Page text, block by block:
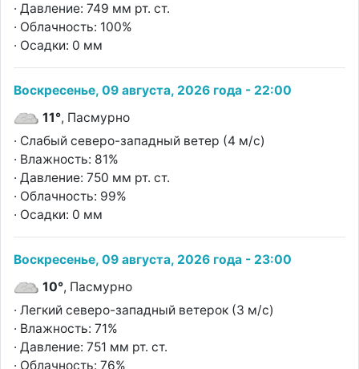
· Давление: 749 мм рт. ст.
· Облачность: 100%
· Осадки: 0 мм
Воскресенье, 09 августа, 2026 года - 22:00
11°, Пасмурно
· Слабый северо-западный ветер (4 м/с)
· Влажность: 81%
· Давление: 750 мм рт. ст.
· Облачность: 99%
· Осадки: 0 мм
Воскресенье, 09 августа, 2026 года - 23:00
10°, Пасмурно
· Легкий северо-западный ветерок (3 м/с)
· Влажность: 71%
· Давление: 751 мм рт. ст.
· Облачность: 76%